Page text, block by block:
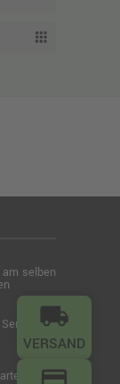
local_shipping
VERSAND
selben